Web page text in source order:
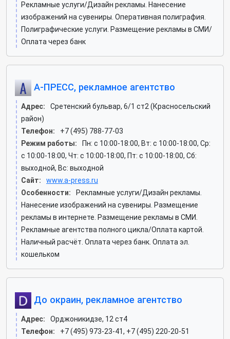
Рекламные услуги/Дизайн рекламы. Нанесение
изображений на сувениры. Оперативная полиграфия.
Полиграфические услуги. Размещение рекламы в СМИ/
Оплата через банк
А-ПРЕСС, рекламное агентство
Адрес:
Сретенский бульвар, 6/1 ст2 (Красносельский
район)
Телефон:
+7 (495) 788-77-03
Режим работы:
Пн: c 10:00-18:00, Вт: c 10:00-18:00, Ср:
c 10:00-18:00, Чт: c 10:00-18:00, Пт: c 10:00-18:00, Сб:
выходной, Вс: выходной
Сайт:
www.a-press.ru
Особенности:
Рекламные услуги/Дизайн рекламы.
Нанесение изображений на сувениры. Размещение
рекламы в интернете. Размещение рекламы в СМИ.
Рекламные агентства полного цикла/Оплата картой.
Наличный расчёт. Оплата через банк. Оплата эл.
кошельком
До окраин, рекламное агентство
Адрес:
Орджоникидзе, 12 ст4
Телефон:
+7 (495) 973-23-41, +7 (495) 220-20-51